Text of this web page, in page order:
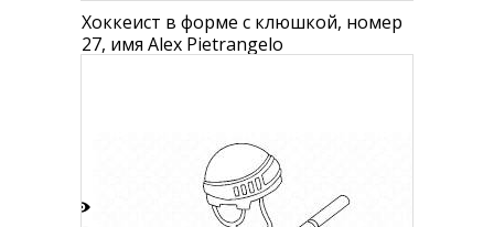
Хоккеист в форме с клюшкой, номер
27, имя Alex Pietrangelo